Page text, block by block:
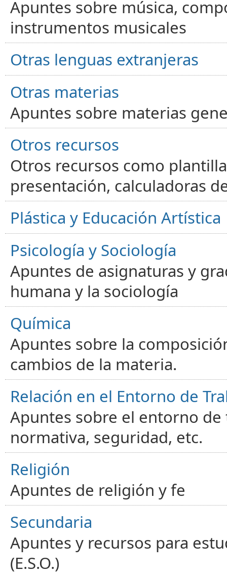
Apuntes sobre música,
instrumentos musicales
Otras lenguas extranjeras
Otras materias
Apuntes sobre materias
Otros recursos
Otros recursos como
presentación, calculadoras
Plástica y Educación Artística
Psicología y Sociología
Apuntes de asignaturas y
humana y la sociología
Química
Apuntes sobre la
cambios de la materia.
Relación en el Entorno de
Apuntes sobre el entorno
normativa, seguridad, etc.
Religión
Apuntes de religión y fe
Secundaria
Apuntes y recursos para
(E.S.O.)